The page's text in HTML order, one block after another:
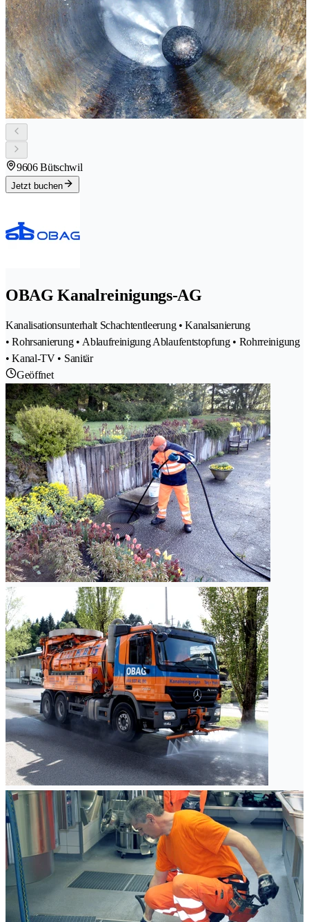
9606 Bütschwil
Jetzt buchen
OBAG Kanalreinigungs-AG
Kanalisationsunterhalt Schachtentleerung • Kanalsanierung
• Rohrsanierung • Ablaufreinigung Ablaufentstopfung • Rohrreinigung
• Kanal-TV • Sanitär
Geöffnet